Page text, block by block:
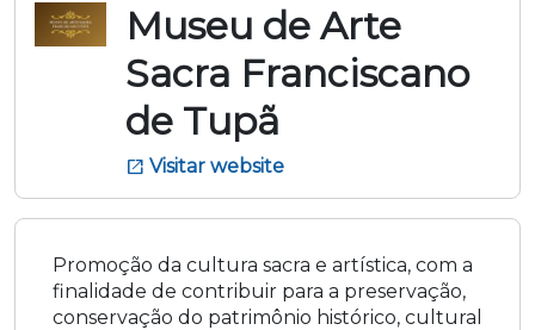
Museu de Arte
Sacra Franciscano
de Tupã
open_in_new Visitar website
Promoção da cultura sacra e artística, com a
finalidade de contribuir para a preservação,
conservação do patrimônio histórico, cultural